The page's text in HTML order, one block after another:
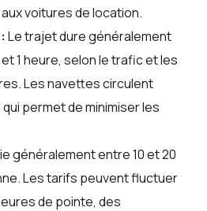
voitures de location.
Le trajet dure généralement
1 heure, selon le trafic et les
Les navettes circulent
permet de minimiser les
généralement entre 10 et 20
Les tarifs peuvent fluctuer
de pointe, des